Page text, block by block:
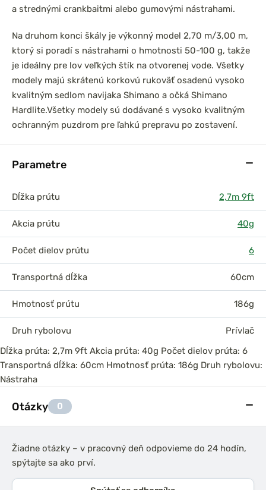
a strednými crankbaitmi alebo gumovými nástrahami.
Na druhom konci škály je výkonný model 2,70 m/3,00 m,
ktorý si poradí s nástrahami o hmotnosti 50-100 g, takže
je ideálny pre lov veľkých štík na otvorenej vode. Všetky
modely majú skrátenú korkovú rukoväť osadenú vysoko
kvalitným sedlom navijaka Shimano a očká Shimano
Hardlite.Všetky modely sú dodávané s vysoko kvalitným
ochranným puzdrom pre ľahkú prepravu po zostavení.
Parametre
Dĺžka prútu 2,7m 9ft
Akcia prútu 40g
Počet dielov prútu 6
Transportná dĺžka 60cm
Hmotnosť prútu 186g
Druh rybolovu
Prívlač
Dĺžka prúta: 2,7m 9ft Akcia prúta: 40g Počet dielov prúta: 6
Transportná dĺžka: 60cm Hmotnosť prúta: 186g Druh rybolovu:
Nástraha
Otázky 0
Žiadne otázky – v pracovný deň odpovieme do 24 hodín,
spýtajte sa ako prví.